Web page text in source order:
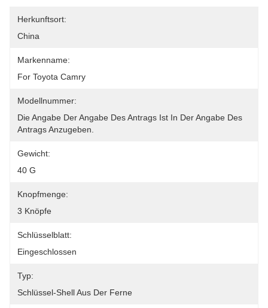
Herkunftsort:
China
Markenname:
For Toyota Camry
Modellnummer:
Die Angabe Der Angabe Des Antrags Ist In Der Angabe Des
Antrags Anzugeben.
Gewicht:
40 G
Knopfmenge:
3 Knöpfe
Schlüsselblatt:
Eingeschlossen
Typ:
Schlüssel-Shell Aus Der Ferne